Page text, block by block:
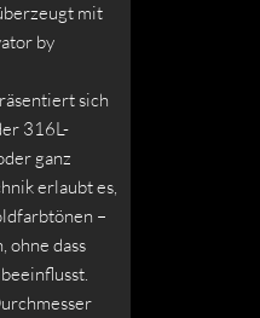
mit
by
sich
316L-
ganz
erlaubt es,
–
ohne dass